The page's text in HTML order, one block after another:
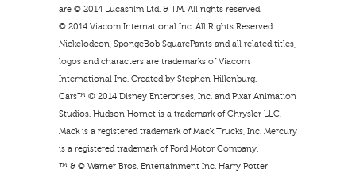
are © 2014 Lucasfilm Ltd. & TM. All rights reserved.
© 2014 Viacom International Inc. All Rights Reserved.
Nickelodeon, SpongeBob SquarePants and all related titles,
logos and characters are trademarks of Viacom
International Inc. Created by Stephen Hillenburg.
Cars™ © 2014 Disney Enterprises, Inc. and Pixar Animation
Studios. Hudson Hornet is a trademark of Chrysler LLC.
Mack is a registered trademark of Mack Trucks, Inc. Mercury
is a registered trademark of Ford Motor Company.
™ & © Warner Bros. Entertainment Inc. Harry Potter